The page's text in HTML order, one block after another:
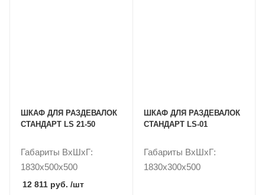
ШКАФ ДЛЯ РАЗДЕВАЛОК
СТАНДАРТ LS 21-50
Габариты ВxШxГ:
1830x500x500
12 811 руб. /шт
ШКАФ ДЛЯ РАЗДЕВАЛОК
СТАНДАРТ LS-01
Габариты ВxШxГ:
1830x300x500